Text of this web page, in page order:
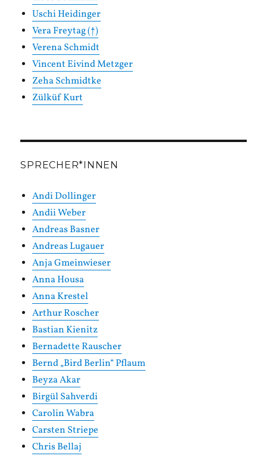
Uschi Heidinger
Vera Freytag (†)
Verena Schmidt
Vincent Eivind Metzger
Zeha Schmidtke
Zülküf Kurt
SPRECHER*INNEN
Andi Dollinger
Andii Weber
Andreas Basner
Andreas Lugauer
Anja Gmeinwieser
Anna Housa
Anna Krestel
Arthur Roscher
Bastian Kienitz
Bernadette Rauscher
Bernd „Bird Berlin“ Pflaum
Beyza Akar
Birgül Sahverdi
Carolin Wabra
Carsten Striepe
Chris Bellaj